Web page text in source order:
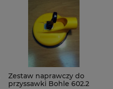
Zestaw naprawczy do
przyssawki Bohle 602.2